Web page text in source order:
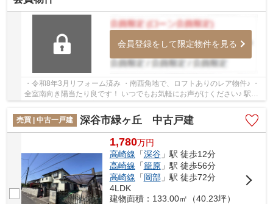
会員登録をして限定物件を見る
・令和8年3月リフォーム済み ・南西角地で、ロフトありのレア物件♪ ・
全室南向き陽当たり良です！ いつでもお気軽にお声がけください♪ 駅か
らの送迎が必要なお客様は駅までお迎えにあ...
売買 | 中古一戸建
深谷市緑ヶ丘 中古戸建
1,780万円
高崎線 「深谷」駅 徒歩12分
高崎線 「籠原」駅 徒歩56分
高崎線 「岡部」駅 徒歩72分
4LDK
建物面積：133.00㎡（40.23坪）